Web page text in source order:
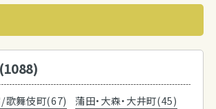
/歌舞伎町(67)
蒲田・大森・大井町(45)